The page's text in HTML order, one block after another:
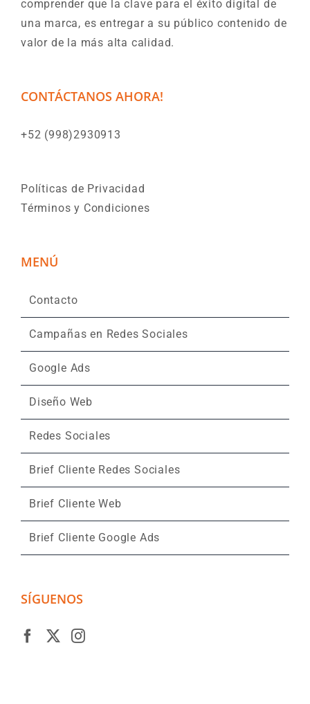
comprender que la clave para el éxito digital de
una marca, es entregar a su público contenido de
valor de la más alta calidad.
CONTÁCTANOS AHORA!
+52 (998)2930913
Políticas de Privacidad
Términos y Condiciones
MENÚ
Contacto
Campañas en Redes Sociales
Google Ads
Diseño Web
Redes Sociales
Brief Cliente Redes Sociales
Brief Cliente Web
Brief Cliente Google Ads
SÍGUENOS